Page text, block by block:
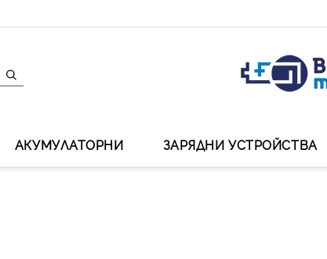
АКУМУЛАТОРНИ ЗАРЯДНИ УСТРОЙСТВА